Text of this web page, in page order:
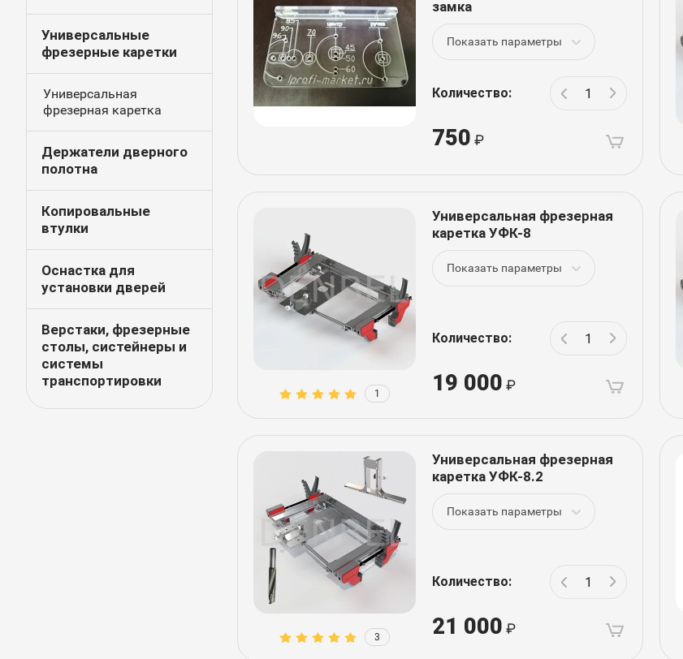
Универсальные
фрезерные каретки
Универсальная
фрезерная каретка
Держатели дверного
полотна
Копировальные
втулки
Оснастка для
установки дверей
Верстаки, фрезерные
столы, систейнеры и
системы
транспортировки
замка
Показать параметры
Количество:
750
1
Универсальная фрезерная
каретка УФК-8
Показать параметры
Количество:
19 000
3
Универсальная фрезерная
каретка УФК-8.2
Показать параметры
Количество:
21 000